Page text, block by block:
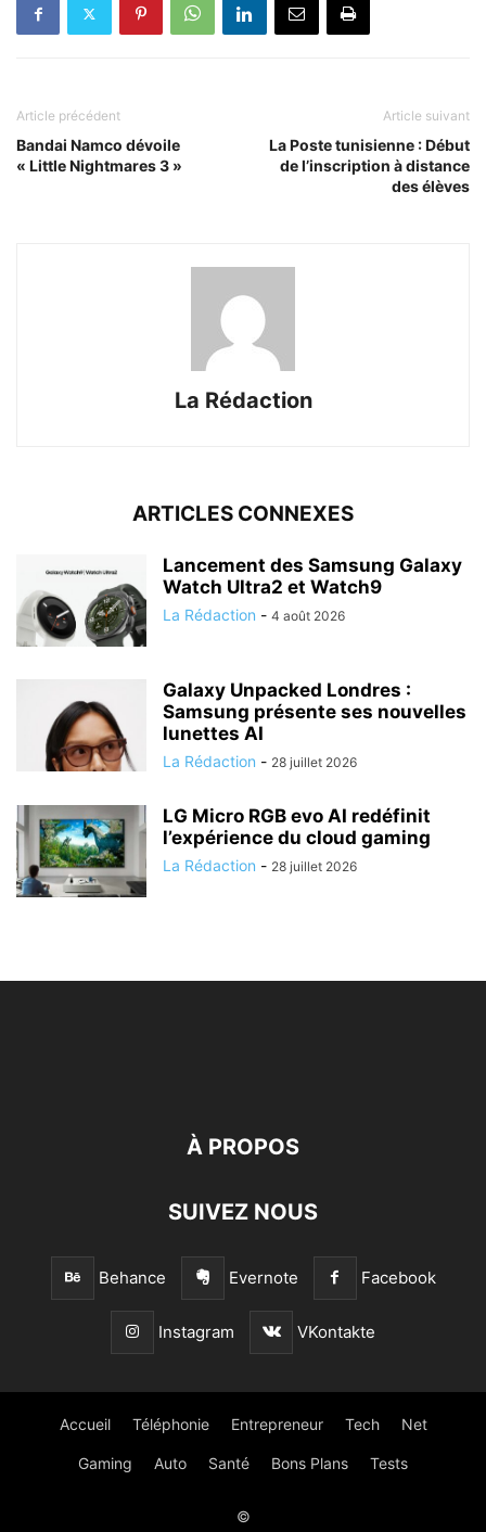
Article précédent
Bandai Namco dévoile
« Little Nightmares 3 »
Article suivant
La Poste tunisienne : Début
de l’inscription à distance
des élèves
La Rédaction
ARTICLES CONNEXES
Lancement des Samsung Galaxy
Watch Ultra2 et Watch9
La Rédaction - 4 août 2026
Galaxy Unpacked Londres :
Samsung présente ses nouvelles
lunettes AI
La Rédaction - 28 juillet 2026
LG Micro RGB evo AI redéfinit
l’expérience du cloud gaming
La Rédaction - 28 juillet 2026
À PROPOS
SUIVEZ NOUS
Behance Evernote Facebook
Instagram VKontakte
Accueil Téléphonie Entrepreneur Tech Net
Gaming Auto Santé Bons Plans Tests
©